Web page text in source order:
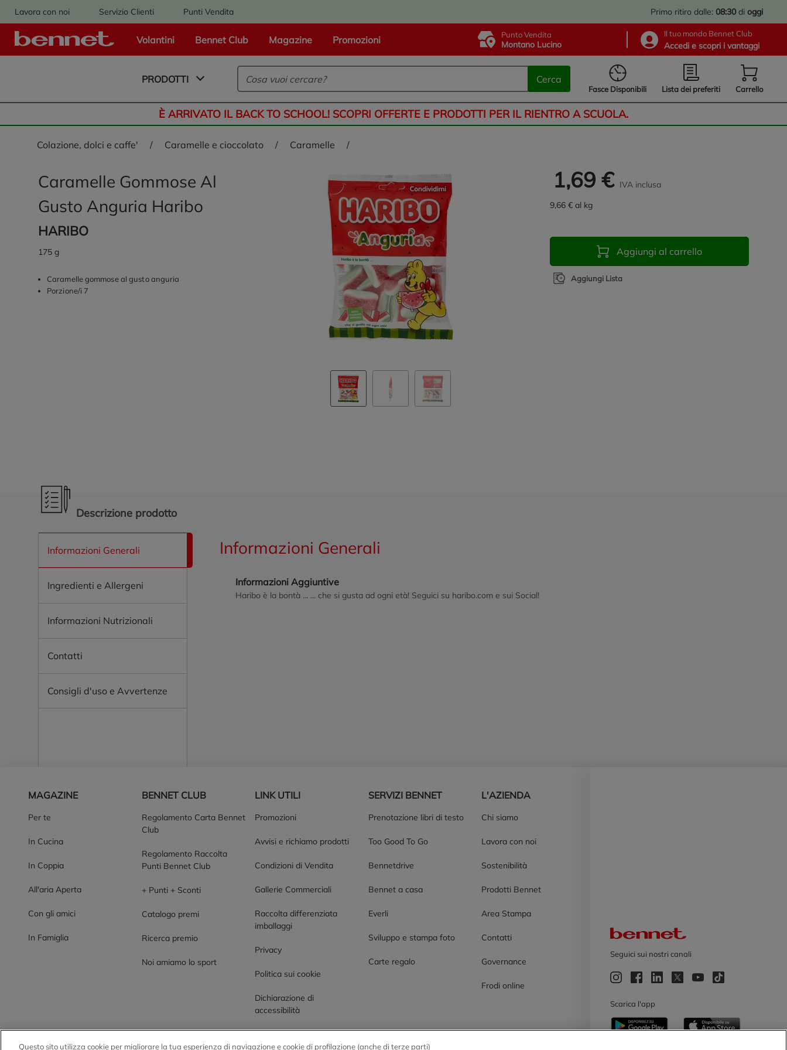
Lavora con noi Servizio Clienti Punti Vendita Primo ritiro dalle: 08:30 di oggi
Volantini Bennet Club Magazine Promozioni Punto Vendita
Montano Lucino
Il tuo mondo Bennet Club
Accedi e scopri i vantaggi
Logo Bennet - Torna alla homepage
PRODOTTI Cerca
Fasce Disponibili Lista dei preferiti Carrello
È ARRIVATO IL BACK TO SCHOOL! SCOPRI OFFERTE E PRODOTTI PER IL RIENTRO A SCUOLA.
colazione, dolci e caffe' / caramelle e cioccolato / caramelle /
Caramelle Gommose Al
Gusto Anguria Haribo
HARIBO
175 g
Caramelle gommose al gusto anguria
Porzione/i 7
1,69 € IVA inclusa
9,66 € al kg
Aggiungi al carrello
Aggiungi Lista
Descrizione prodotto
Informazioni Generali
Ingredienti e Allergeni
Informazioni Nutrizionali
Contatti
Consigli d'uso e Avvertenze
Informazioni Generali
Informazioni Aggiuntive
Haribo è la bontà ... ... che si gusta ad ogni età! Seguici su haribo.com e sui Social!
MAGAZINE
Per te
In Cucina
In Coppia
All'aria Aperta
Con gli amici
In Famiglia
BENNET CLUB
Regolamento Carta Bennet
Club
Regolamento Raccolta
Punti Bennet Club
+ Punti + Sconti
Catalogo premi
Ricerca premio
Noi amiamo lo sport
LINK UTILI
Promozioni
Avvisi e richiamo prodotti
Condizioni di Vendita
Gallerie Commerciali
Raccolta differenziata
imballaggi
Privacy
Politica sui cookie
Dichiarazione di
accessibilità
SERVIZI BENNET
Prenotazione libri di testo
Too Good To Go
Bennetdrive
Bennet a casa
Everli
Sviluppo e stampa foto
Carte regalo
L'AZIENDA
Chi siamo
Lavora con noi
Sostenibilità
Prodotti Bennet
Area Stampa
Contatti
Governance
Frodi online
Seguici sui nostri canali
Scarica l'app
Questo sito utilizza cookie per migliorare la tua esperienza di navigazione e cookie di profilazione (anche di terze parti)